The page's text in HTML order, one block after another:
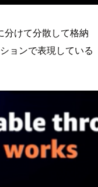
分けて分散して格納
ョンで表現している